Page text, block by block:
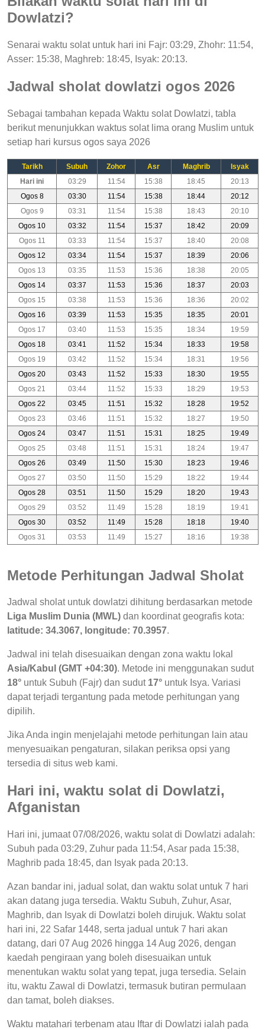
Dowlatzi?
Senarai waktu solat untuk hari ini Fajr: 03:29, Zhohr: 11:54,
Asser: 15:38, Maghreb: 18:45, Isyak: 20:13.
Jadwal sholat dowlatzi ogos 2026
Sebagai tambahan kepada Waktu solat Dowlatzi, tabla
berikut menunjukkan waktus solat lima orang Muslim untuk
setiap hari kursus ogos saya 2026
Tarikh Subuh Zohor Asr Maghrib
Isyak
Hari ini
03:29 11:54 15:38 18:45
20:13
Ogos 8
03:30 11:54 15:38 18:44
20:12
Ogos 9
03:31 11:54 15:38 18:43
20:10
Ogos 10
03:32 11:54 15:37 18:42
20:09
Ogos 11
03:33 11:54 15:37 18:40
20:08
Ogos 12
03:34 11:54 15:37 18:39
20:06
Ogos 13
03:35 11:53 15:36 18:38
20:05
Ogos 14
03:37 11:53 15:36 18:37
20:03
Ogos 15
03:38 11:53 15:36 18:36
20:02
Ogos 16
03:39 11:53 15:35 18:35
20:01
Ogos 17
03:40 11:53 15:35 18:34
19:59
Ogos 18
03:41 11:52 15:34 18:33
19:58
Ogos 19
03:42 11:52 15:34 18:31
19:56
Ogos 20
03:43 11:52 15:33 18:30
19:55
Ogos 21
03:44 11:52 15:33 18:29
19:53
Ogos 22
03:45 11:51 15:32 18:28
19:52
Ogos 23
03:46 11:51 15:32 18:27
19:50
Ogos 24
03:47 11:51 15:31 18:25
19:49
Ogos 25
03:48 11:51 15:31 18:24
19:47
Ogos 26
03:49 11:50 15:30 18:23
19:46
Ogos 27
03:50 11:50 15:29 18:22
19:44
Ogos 28
03:51 11:50 15:29 18:20
19:43
Ogos 29
03:52 11:49 15:28 18:19
19:41
Ogos 30
03:52 11:49 15:28 18:18
19:40
Ogos 31
03:53 11:49 15:27 18:16 19:38
Metode Perhitungan Jadwal Sholat
Jadwal sholat untuk dowlatzi dihitung berdasarkan metode
Liga Muslim Dunia (MWL) dan koordinat geografis kota:
latitude: 34.3067, longitude: 70.3957.
Jadwal ini telah disesuaikan dengan zona waktu lokal
Asia/Kabul (GMT +04:30). Metode ini menggunakan sudut
18° untuk Subuh (Fajr) dan sudut 17° untuk Isya. Variasi
dapat terjadi tergantung pada metode perhitungan yang
dipilih.
Jika Anda ingin menjelajahi metode perhitungan lain atau
menyesuaikan pengaturan, silakan periksa opsi yang
tersedia di situs web kami.
Hari ini, waktu solat di Dowlatzi,
Afganistan
Hari ini, jumaat 07/08/2026, waktu solat di Dowlatzi adalah:
Subuh pada 03:29, Zuhur pada 11:54, Asar pada 15:38,
Maghrib pada 18:45, dan Isyak pada 20:13.
Azan bandar ini, jadual solat, dan waktu solat untuk 7 hari
akan datang juga tersedia. Waktu Subuh, Zuhur, Asar,
Maghrib, dan Isyak di Dowlatzi boleh dirujuk. Waktu solat
hari ini, 22 Safar 1448, serta jadual untuk 7 hari akan
datang, dari 07 Aug 2026 hingga 14 Aug 2026, dengan
kaedah pengiraan yang boleh disesuaikan untuk
menentukan waktu solat yang tepat, juga tersedia. Selain
itu, waktu Zawal di Dowlatzi, termasuk butiran permulaan
dan tamat, boleh diakses.
Waktu matahari terbenam atau Iftar di Dowlatzi ialah pada